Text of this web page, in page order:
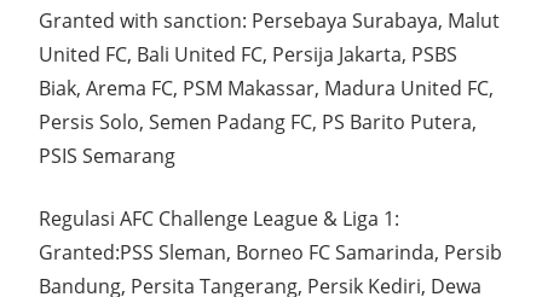
Granted with sanction: Persebaya Surabaya, Malut
United FC, Bali United FC, Persija Jakarta, PSBS
Biak, Arema FC, PSM Makassar, Madura United FC,
Persis Solo, Semen Padang FC, PS Barito Putera,
PSIS Semarang
Regulasi AFC Challenge League & Liga 1:
Granted:PSS Sleman, Borneo FC Samarinda, Persib
Bandung, Persita Tangerang, Persik Kediri, Dewa